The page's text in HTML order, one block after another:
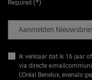
Required (*)
Aanmelden
Ik verklaar dat ik 16 jaar
via directe e-
L’Oréal Benelux, evenals